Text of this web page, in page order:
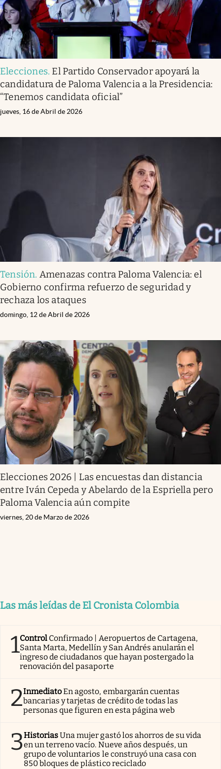
Elecciones. El Partido Conservador apoyará la
candidatura de Paloma Valencia a la Presidencia:
“Tenemos candidata oficial”
jueves, 16 de Abril de 2026
Tensión. Amenazas contra Paloma Valencia: el
Gobierno confirma refuerzo de seguridad y
rechaza los ataques
domingo, 12 de Abril de 2026
Elecciones 2026 | Las encuestas dan distancia
entre Iván Cepeda y Abelardo de la Espriella pero
Paloma Valencia aún compite
viernes, 20 de Marzo de 2026
Las más leídas de El Cronista Colombia
1Control Confirmado | Aeropuertos de Cartagena,
Santa Marta, Medellín y San Andrés anularán el
ingreso de ciudadanos que hayan postergado la
renovación del pasaporte
2InmediatoEn agosto, embargarán cuentas
bancarias y tarjetas de crédito de todas las
personas que figuren en esta página web
3HistoriasUna mujer gastó los ahorros de su vida
en un terreno vacío. Nueve años después, un
grupo de voluntarios le construyó una casa con
850 bloques de plástico reciclado